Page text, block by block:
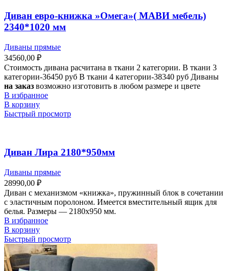
Диван евро-книжка »Омега»( МАВИ мебель)
2340*1020 мм
Диваны прямые
34560,00 ₽
Стоимость дивана расчитана в ткани 2 категории. В ткани 3
категории-36450 руб В ткани 4 категории-38340 руб Диваны
на заказ возможно изготовить в любом размере и цвете
В избранное
В корзину
Быстрый просмотр
Диван Лира 2180*950мм
Диваны прямые
28990,00 ₽
Диван с механизмом «книжка», пружинный блок в сочетании
с эластичным поролоном. Имеется вместительный ящик для
белья. Размеры — 2180х950 мм.
В избранное
В корзину
Быстрый просмотр